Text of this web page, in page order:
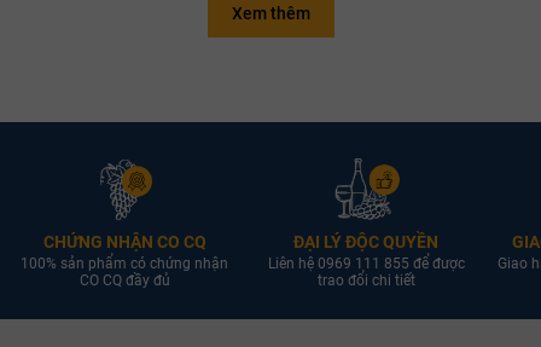
Xem thêm
CHỨNG NHẬN CO CQ
100% sản phẩm có chứng nhận
CO CQ đầy đủ
ĐẠI LÝ ĐỘC QUYỀN
Liên hệ 0969 111 855 để được
trao đổi chi tiết
Giao